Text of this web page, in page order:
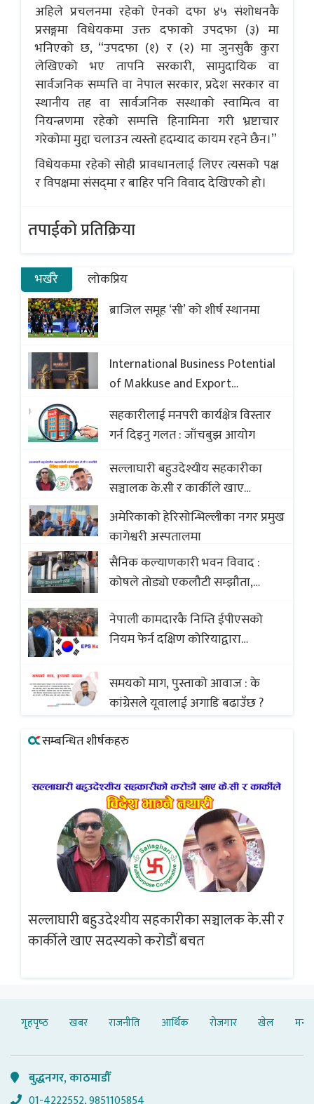
अहिले प्रचलनमा रहेको ऐनको दफा ४५ संशोधनकै
प्रसङ्गमा विधेयकमा उक्त दफाको उपदफा (३) मा
भनिएको छ, “उपदफा (१) र (२) मा जुनसुकै कुरा
लेखिएको भए तापनि सरकारी, सामुदायिक वा
सार्वजनिक सम्पत्ति वा नेपाल सरकार, प्रदेश सरकार वा
स्थानीय तह वा सार्वजनिक सस्थाको स्वामित्व वा
नियन्त्रणमा रहेको सम्पत्ति हिनामिना गरी भ्रष्टाचार
गरेकोमा मुद्दा चलाउन त्यस्तो हदम्याद कायम रहने छैन।”
विधेयकमा रहेको सोही प्रावधानलाई लिएर त्यसको पक्ष
र विपक्षमा संसद्‌मा र बाहिर पनि विवाद देखिएको हो।
तपाईको प्रतिक्रिया
भर्खरै
लोकप्रिय
ब्राजिल समूह ‘सी’ को शीर्ष स्थानमा
International Business Potential
of Makkuse and Export
Opportunities of Nepali Sweets
with Global Comparison to
Baklava
सहकारीलाई मनपरी कार्यक्षेत्र विस्तार
गर्न दिइनु गलत : जाँचबुझ आयोग
सल्लाघारी बहुउदेश्यीय सहकारीका
सञ्चालक के.सी र कार्कीले खाए
सदस्यको करोडौं बचत
अमेरिकाको हेरिसोन्भिल्लीका नगर प्रमुख
कागेश्वरी अस्पतालमा
सैनिक कल्याणकारी भवन विवाद :
कोषले तोड्यो एकलौटी सम्झौता,
(भिडियो)
नेपाली कामदारकै निम्ति ईपीएसको
नियम फेर्न दक्षिण कोरियाद्वारा
समयको माग, पुस्ताको आवाज : के
कांग्रेसले यूवालाई अगाडि बढाउँछ ?
सम्बन्धित शीर्षकहरु
सल्लाघारी बहुउदेश्यीय सहकारीका सञ्चालक के.सी र
कार्कीले खाए सदस्यको करोडौं बचत
गृहपृष्‍ठ खबर राजनीति आर्थिक रोजगार खेल
बुद्धनगर, काठमाडौँ